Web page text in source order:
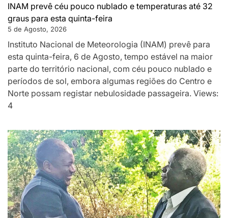
INAM prevê céu pouco nublado e temperaturas até 32
graus para esta quinta-feira
5 de Agosto, 2026
Instituto Nacional de Meteorologia (INAM) prevê para
esta quinta-feira, 6 de Agosto, tempo estável na maior
parte do território nacional, com céu pouco nublado e
períodos de sol, embora algumas regiões do Centro e
Norte possam registar nebulosidade passageira. Views:
4